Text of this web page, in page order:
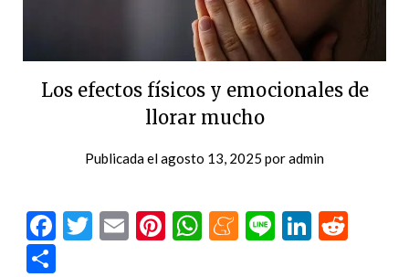
Los efectos físicos y emocionales de
llorar mucho
Publicada elagosto 13, 2025 poradmin
Facebook
Twitter
EmailPinterest
WhatsApp
Meneame
Line